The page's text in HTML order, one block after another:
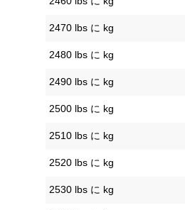
2470 lbs に kg
2480 lbs に kg
2490 lbs に kg
2500 lbs に kg
2510 lbs に kg
2520 lbs に kg
2530 lbs に kg